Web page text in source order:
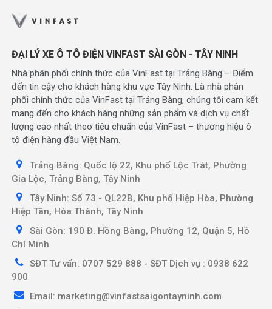
ĐẠI LÝ XE Ô TÔ ĐIỆN VINFAST SÀI GÒN - TÂY NINH
Nhà phân phối chính thức của VinFast tại Trảng Bàng – Điểm
đến tin cậy cho khách hàng khu vực Tây Ninh. Là nhà phân
phối chính thức của VinFast tại Trảng Bàng, chúng tôi cam kết
mang đến cho khách hàng những sản phẩm và dịch vụ chất
lượng cao nhất theo tiêu chuẩn của VinFast – thương hiệu ô
tô điện hàng đầu Việt Nam.
Trảng Bàng: Quốc lộ 22, Khu phố Lộc Trát, Phường
Gia Lộc, Trảng Bàng, Tây Ninh
Tây Ninh: Số 73 - QL22B, Khu phố Hiệp Hòa, Phường
Hiệp Tân, Hòa Thành, Tây Ninh
Sài Gòn: 190 Đ. Hồng Bàng, Phường 12, Quận 5, Hồ
Chí Minh
SĐT Tư vấn: 0707 529 888 - SĐT Dịch vụ : 0938 622
900
Email: marketing@vinfastsaigontayninh.com